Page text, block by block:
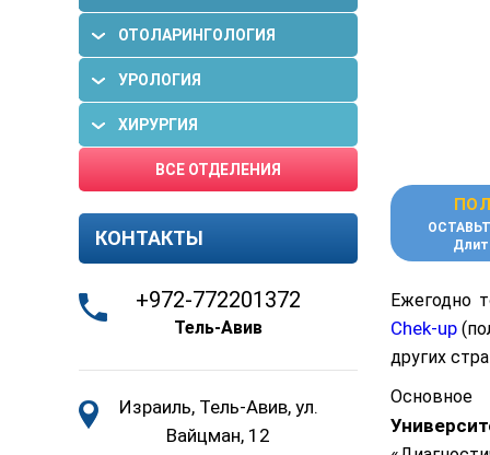
Ежегодно
Chek-up
других
Основное
ОТОЛАРИНГОЛОГИЯ
УРОЛОГИЯ
ХИРУРГИЯ
ВСЕ ОТДЕЛЕНИЯ
КОНТАКТЫ
+972-772201372
Тель-Авив
Израиль, Тель-Авив, ул.
Вайцман, 12